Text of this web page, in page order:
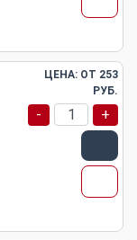
ЦЕНА: ОТ 253
РУБ.
- +